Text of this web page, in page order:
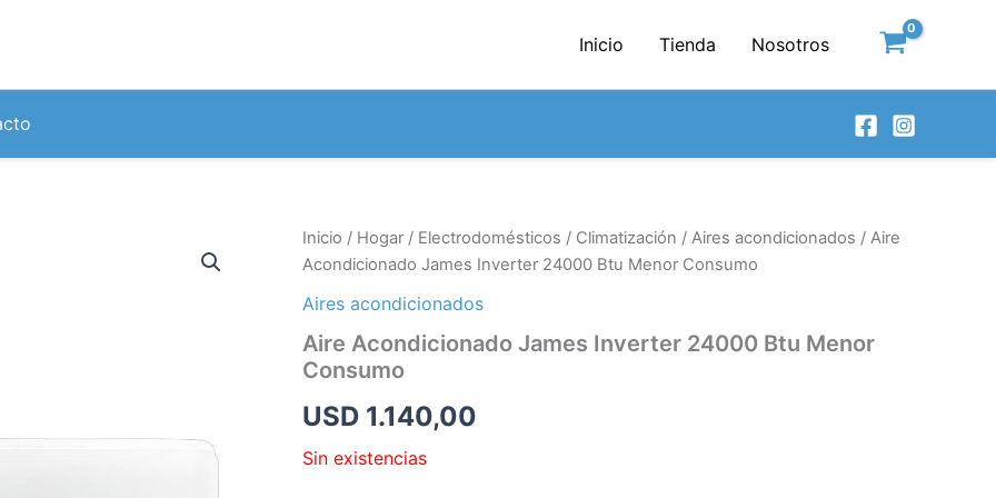
Inicio Tienda Nosotros
Inicio / Hogar / Electrodomésticos / Climatización / Aires acondicionados / Aire
Acondicionado James Inverter 24000 Btu Menor Consumo
Aires acondicionados
Aire Acondicionado James Inverter 24000 Btu Menor
Consumo
USD 1.140,00
Sin existencias